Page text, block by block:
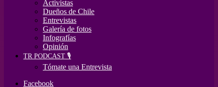
Activistas
Dueños de Chile
Entrevistas
Galería de fotos
Infografías
Opinión
TR PODCAST 🎙️
Tómate una Entrevista
Facebook